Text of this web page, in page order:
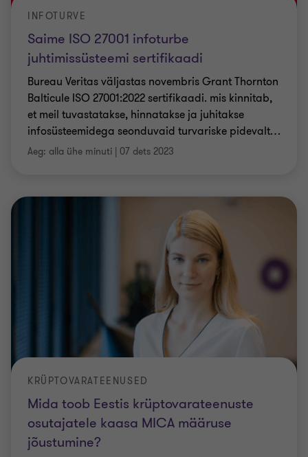
Saime ISO 27001 infoturbe
juhtimissüsteemi sertifikaadi
INFOTURVE
Bureau Veritas väljastas novembris Grant Thornton
Balticule ISO 27001:2022 sertifikaadi. mis kinnitab,
et meil tuvastatakse, hinnatakse ja juhitakse
infosüsteemidega seonduvaid turvariske pidevalt…
Aeg: alla ühe minuti | 07 dets 2023
Mida toob Eestis krüptovarateenuste
osutajatele kaasa MICA määruse
jõustumine?
KRÜPTOVARATEENUSED